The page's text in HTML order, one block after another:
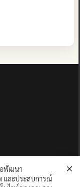
อพัฒนา
และประสบการณ์